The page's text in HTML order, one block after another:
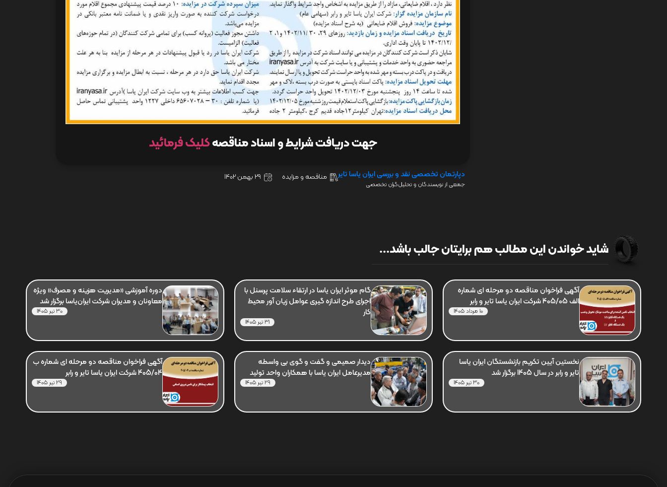
جهت دریافت شرایط و اسناد مناقصهکلیک فرمائید
دپارتمان تخصصی نقد و بررسی ایران یاسا تایر
جمعی از نویسندگان و تحلیل‌گران تخصصی
مناقصه و مزایده 29 بهمن 1402
شاید خواندن این مطالب هم برایتان جالب باشد...
آگهی فراخوان مناقصه دو مرحله ای شماره
الف 405/05 شرکت ایران یاسا تایر و رابر
10 مرداد 1405
گام موثر ایران یاسا در ارتقاء سلامت پرسنل با
اجرای طرح اندازه گیری عوامل زیان آور محیط
کار
31 تیر 1405
دوره آموزشی «مدیریت هزینه و مصرف» ویژه
معاونان و مدیران شرکت ایران‌یاسا برگزار شد
30 تیر 1405
نخستین آیین تکریم بازنشستگان ایران یاسا
تایر و رابر در سال 1405 برگزار شد
30 تیر 1405
دیدار صمیمی و گفت و گوی بی واسطه
مدیرعامل ایران یاسا با همکاران واحد تولید
29 تیر 1405
آگهی فراخوان مناقصه دو مرحله ای شماره ب
405/04 شرکت ایران یاسا تایر و رابر
29 تیر 1405